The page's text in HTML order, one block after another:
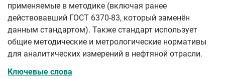
применяемые в методике (включая ранее
действовавший ГОСТ 6370-83, который заменён
данным стандартом). Также стандарт использует
общие методические и метрологические нормативы
для аналитических измерений в нефтяной отрасли.
Ключевые слова